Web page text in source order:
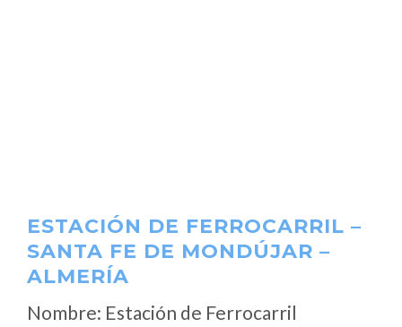
ESTACIÓN DE FERROCARRIL –
SANTA FE DE MONDÚJAR –
ALMERÍA
Nombre: Estación de Ferrocarril